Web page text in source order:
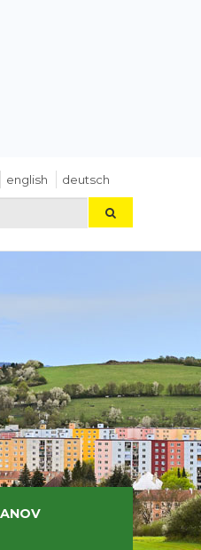
english deutsch